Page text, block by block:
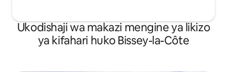
Ukodishaji wa makazi mengine ya likizo
ya kifahari huko Bissey-la-Côte